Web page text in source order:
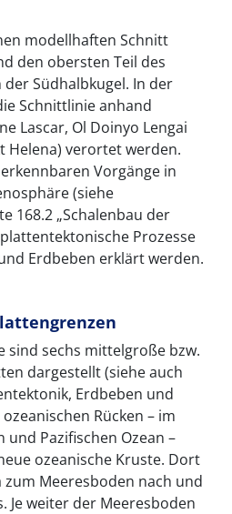
modellhaften Schnitt
den obersten Teil des
Südhalbkugel. In der
Schnittlinie anhand
Lascar, Ol Doinyo Lengai
Helena) verortet werden.
Vorgänge in
(siehe
168.2 „Schalenbau der
Prozesse
Erdbeben erklärt werden.
sind sechs mittelgroße bzw.
dargestellt (siehe auch
Erdbeben und
Rücken – im
Pazifischen Ozean –
ozeanische Kruste. Dort
Meeresboden nach und
Je weiter der Meeresboden